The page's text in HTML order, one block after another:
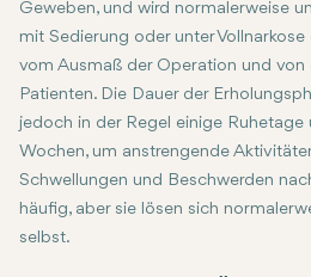
Geweben, und wird normalerweise
mit Sedierung oder unter
vom Ausmaß der Operation und von
Patienten. Die Dauer der
jedoch in der Regel einige Ruhetage
Wochen, um anstrengende
Schwellungen und Beschwerden
häufig, aber sie lösen sich
selbst.